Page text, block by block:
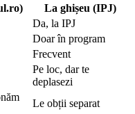
La ghișeu (IPJ)
Da, la IPJ
Doar în program
Frecvent
Pe loc, dar te
deplasezi
Le obții separat